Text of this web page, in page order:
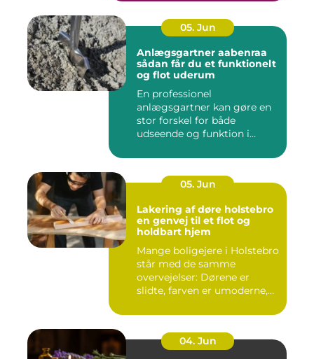
05. Jun
Anlægsgartner aabenraa
sådan får du et funktionelt
og flot uderum
En professionel
anlægsgartner kan gøre en
stor forskel for både
udseende og funktion i
05. Jun
Lakering af døre holstebro
en genvej til et flot og
holdbart hjem
Mange boligejere i Holstebro
står med de samme
overvejelser: Dørene er
slidte, farven er umoderne,
04. Jun